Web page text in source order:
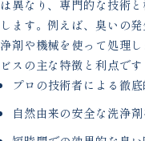
は異なり、専門的な技術
します。例えば、臭いの
浄剤や機械を使って処理
ビスの主な特徴と利点です
プロの技術者による徹
自然由来の安全な洗浄